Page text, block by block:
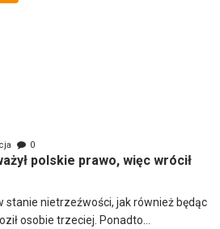
0
polskie prawo, więc wrócił
stanie nietrzeźwości, jak również będąc
osobie trzeciej. Ponadto...